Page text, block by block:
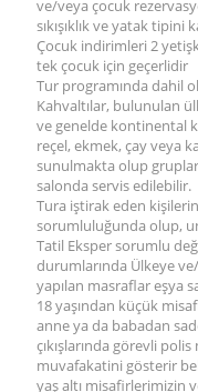
ve/veya çocuk
sıkışıklık ve yatak
Çocuk indirimleri 2
tek çocuk için geçerlidir
Tur programında dahil
Kahvaltılar, bulunulan
ve genelde kontinental
reçel, ekmek, çay veya
sunulmakta olup
salonda servis edilebilir.
Tura iştirak eden
sorumluluğunda olup,
Tatil Eksper sorumlu
durumlarında Ülkeye ve/
yapılan masraflar eşya
18 yaşından küçük
anne ya da babadan
çıkışlarında görevli
muvafakatini gösterir
yaş altı misafirlerimizin